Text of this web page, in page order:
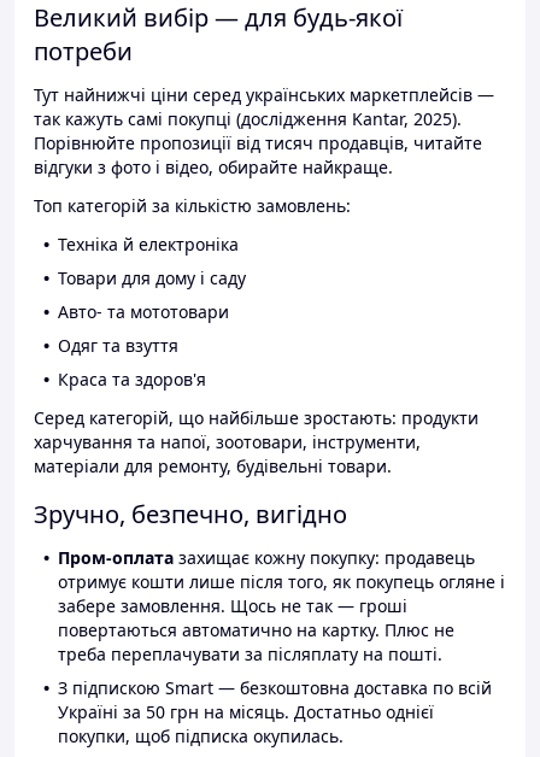
Великий вибір — для будь-якої
потреби
Тут найнижчі ціни серед українських маркетплейсів —
так кажуть самі покупці (дослідження Kantar, 2025).
Порівнюйте пропозиції від тисяч продавців, читайте
відгуки з фото і відео, обирайте найкраще.
Топ категорій за кількістю замовлень:
Техніка й електроніка
Товари для дому і саду
Авто- та мототовари
Одяг та взуття
Краса та здоров'я
Серед категорій, що найбільше зростають: продукти
харчування та напої, зоотовари, інструменти,
матеріали для ремонту, будівельні товари.
Зручно, безпечно, вигідно
Пром-оплата захищає кожну покупку: продавець
отримує кошти лише після того, як покупець огляне і
забере замовлення. Щось не так — гроші
повертаються автоматично на картку. Плюс не
треба переплачувати за післяплату на пошті.
З підпискою Smart — безкоштовна доставка по всій
Україні за 50 грн на місяць. Достатньо однієї
покупки, щоб підписка окупилась.